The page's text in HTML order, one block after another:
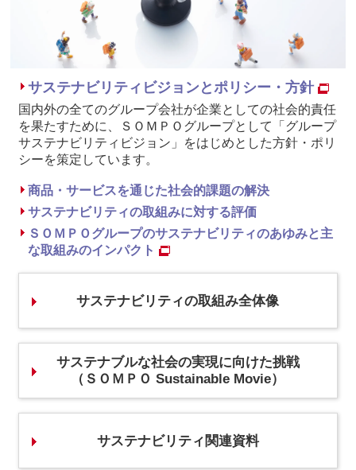
サステナビリティビジョンとポリシー・方針
国内外の全てのグループ会社が企業としての社会的責任
を果たすために、ＳＯＭＰＯグループとして「グループ
サステナビリティビジョン」をはじめとした方針・ポリ
シーを策定しています。
商品・サービスを通じた社会的課題の解決
サステナビリティの取組みに対する評価
ＳＯＭＰＯグループのサステナビリティのあゆみと主
な取組みのインパクト
サステナビリティの取組み全体像
サステナブルな社会の実現に向けた挑戦
（ＳＯＭＰＯ Sustainable Movie）
サステナビリティ関連資料